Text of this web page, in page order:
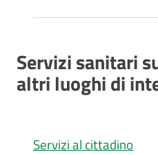
Servizi sanitari
altri luoghi di
Servizi al cittadino